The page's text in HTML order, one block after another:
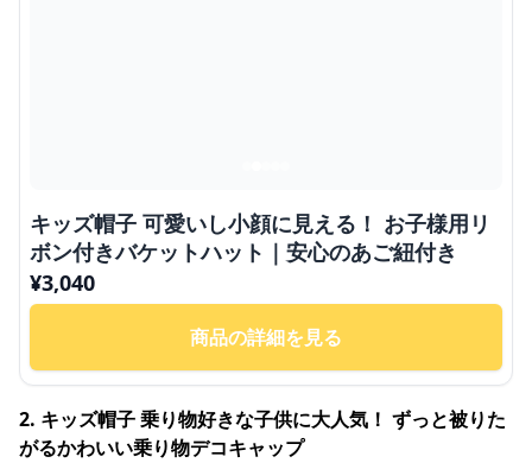
キッズ帽子 可愛いし小顔に見える！ お子様用リ
ボン付きバケットハット｜安心のあご紐付き
¥3,040
商品の詳細を見る
2. キッズ帽子 乗り物好きな子供に大人気！ ずっと被りた
がるかわいい乗り物デコキャップ